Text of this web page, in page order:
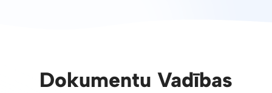
Dokumentu Vadības